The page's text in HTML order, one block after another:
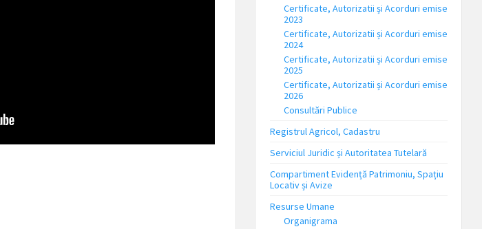
Certificate, Autorizatii și Acorduri emise
2023
Certificate, Autorizatii și Acorduri emise
2024
Certificate, Autorizatii și Acorduri emise
2025
Certificate, Autorizatii și Acorduri emise
2026
Consultări Publice
Registrul Agricol, Cadastru
Serviciul Juridic și Autoritatea Tutelară
Compartiment Evidență Patrimoniu, Spațiu
Locativ și Avize
Resurse Umane
Organigrama